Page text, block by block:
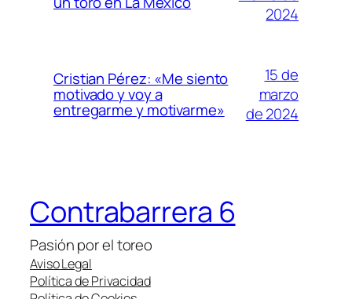
2024
Cristian Pérez: «Me siento
motivado y voy a
entregarme y motivarme»
15 de
marzo
de 2024
Contrabarrera 6
Pasión por el toreo
Aviso Legal
Política de Privacidad